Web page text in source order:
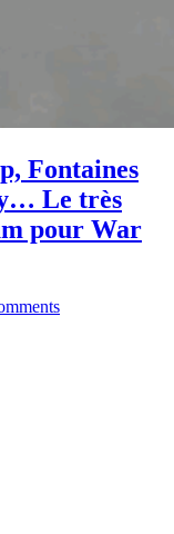
Fontaines
Le très
pour War